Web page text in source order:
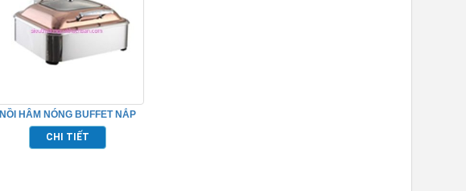
NỒI HÂM NÓNG BUFFET NẮP
ĐỒNG TPLH-004
CHI TIẾT